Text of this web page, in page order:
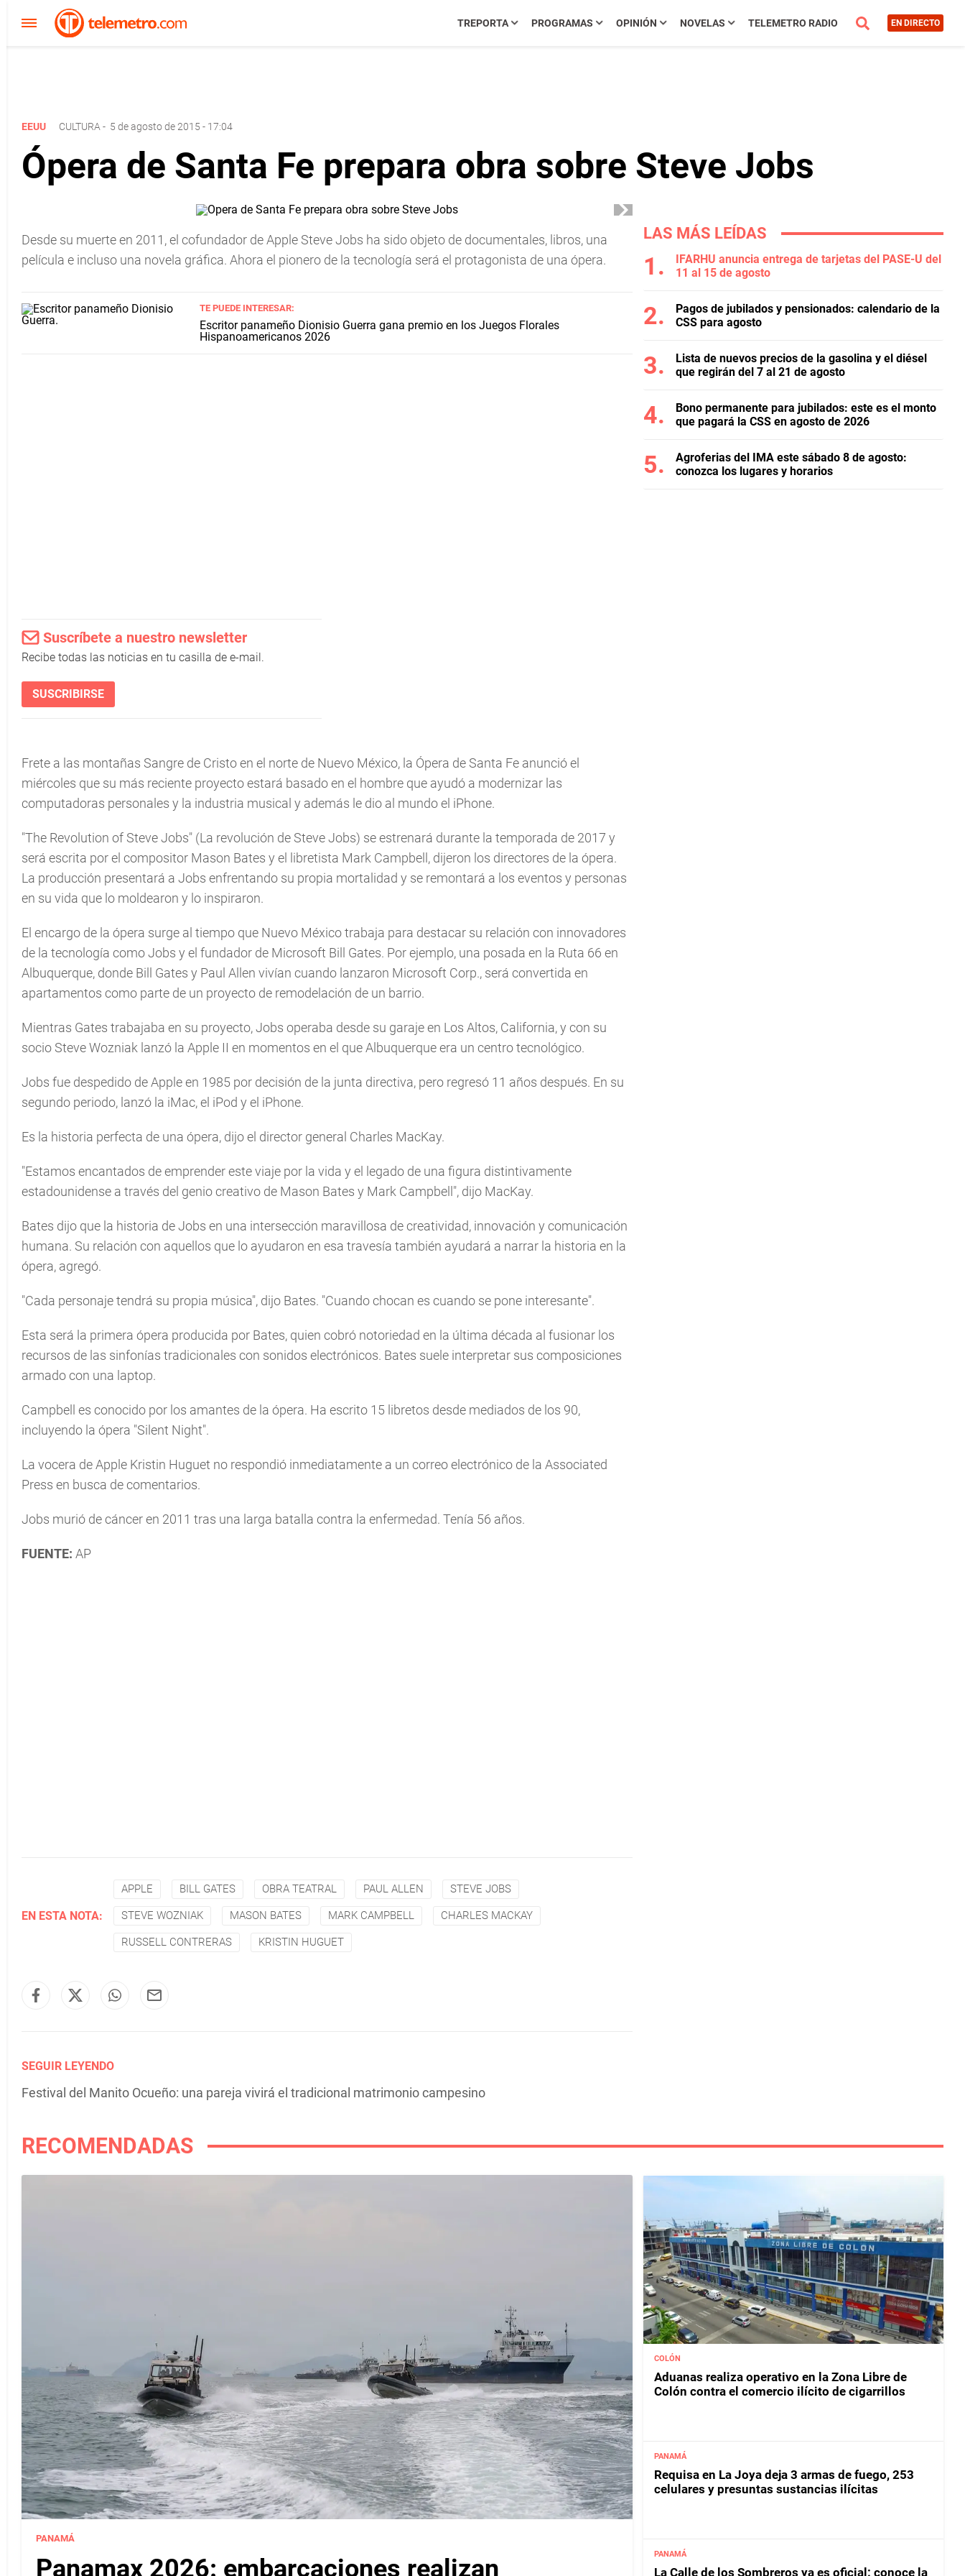
TREPORTA PROGRAMAS OPINIÓN NOVELAS TELEMETRO RADIO EN DIRECTO
EEUU CULTURA - 5 de agosto de 2015 - 17:04
Ópera de Santa Fe prepara obra sobre Steve Jobs
Desde su muerte en 2011, el cofundador de Apple Steve Jobs ha sido objeto de documentales, libros, una
película e incluso una novela gráfica. Ahora el pionero de la tecnología será el protagonista de una ópera.
TE PUEDE INTERESAR:
Escritor panameño Dionisio Guerra gana premio en los Juegos Florales
Hispanoamericanos 2026
Suscríbete a nuestro newsletter
Recibe todas las noticias en tu casilla de e-mail.
SUSCRIBIRSE
Frete a las montañas Sangre de Cristo en el norte de Nuevo México, la Ópera de Santa Fe anunció el
miércoles que su más reciente proyecto estará basado en el hombre que ayudó a modernizar las
computadoras personales y la industria musical y además le dio al mundo el iPhone.
"The Revolution of Steve Jobs" (La revolución de Steve Jobs) se estrenará durante la temporada de 2017 y
será escrita por el compositor Mason Bates y el libretista Mark Campbell, dijeron los directores de la ópera.
La producción presentará a Jobs enfrentando su propia mortalidad y se remontará a los eventos y personas
en su vida que lo moldearon y lo inspiraron.
El encargo de la ópera surge al tiempo que Nuevo México trabaja para destacar su relación con innovadores
de la tecnología como Jobs y el fundador de Microsoft Bill Gates. Por ejemplo, una posada en la Ruta 66 en
Albuquerque, donde Bill Gates y Paul Allen vivían cuando lanzaron Microsoft Corp., será convertida en
apartamentos como parte de un proyecto de remodelación de un barrio.
Mientras Gates trabajaba en su proyecto, Jobs operaba desde su garaje en Los Altos, California, y con su
socio Steve Wozniak lanzó la Apple II en momentos en el que Albuquerque era un centro tecnológico.
Jobs fue despedido de Apple en 1985 por decisión de la junta directiva, pero regresó 11 años después. En su
segundo periodo, lanzó la iMac, el iPod y el iPhone.
Es la historia perfecta de una ópera, dijo el director general Charles MacKay.
"Estamos encantados de emprender este viaje por la vida y el legado de una figura distintivamente
estadounidense a través del genio creativo de Mason Bates y Mark Campbell", dijo MacKay.
Bates dijo que la historia de Jobs en una intersección maravillosa de creatividad, innovación y comunicación
humana. Su relación con aquellos que lo ayudaron en esa travesía también ayudará a narrar la historia en la
ópera, agregó.
"Cada personaje tendrá su propia música", dijo Bates. "Cuando chocan es cuando se pone interesante".
Esta será la primera ópera producida por Bates, quien cobró notoriedad en la última década al fusionar los
recursos de las sinfonías tradicionales con sonidos electrónicos. Bates suele interpretar sus composiciones
armado con una laptop.
Campbell es conocido por los amantes de la ópera. Ha escrito 15 libretos desde mediados de los 90,
incluyendo la ópera "Silent Night".
La vocera de Apple Kristin Huguet no respondió inmediatamente a un correo electrónico de la Associated
Press en busca de comentarios.
Jobs murió de cáncer en 2011 tras una larga batalla contra la enfermedad. Tenía 56 años.
FUENTE: AP
EN ESTA NOTA:
APPLE BILL GATES OBRA TEATRAL PAUL ALLEN STEVE JOBS
STEVE WOZNIAK MASON BATES MARK CAMPBELL CHARLES MACKAY
RUSSELL CONTRERAS KRISTIN HUGUET
SEGUIR LEYENDO
Festival del Manito Ocueño: una pareja vivirá el tradicional matrimonio campesino
LAS MÁS LEÍDAS
IFARHU anuncia entrega de tarjetas del PASE-U del
11 al 15 de agosto
Pagos de jubilados y pensionados: calendario de la
CSS para agosto
Lista de nuevos precios de la gasolina y el diésel
que regirán del 7 al 21 de agosto
Bono permanente para jubilados: este es el monto
que pagará la CSS en agosto de 2026
Agroferias del IMA este sábado 8 de agosto:
conozca los lugares y horarios
RECOMENDADAS
PANAMÁ
Panamax 2026: embarcaciones realizan
COLÓN
Aduanas realiza operativo en la Zona Libre de
Colón contra el comercio ilícito de cigarrillos
PANAMÁ
Requisa en La Joya deja 3 armas de fuego, 253
celulares y presuntas sustancias ilícitas
PANAMÁ
La Calle de los Sombreros ya es oficial: conoce la